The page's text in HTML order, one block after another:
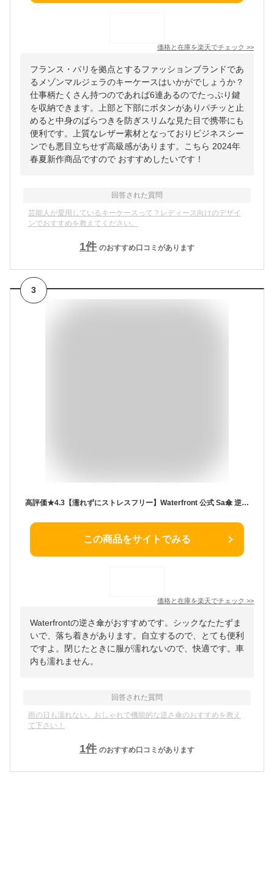
価格と在庫を楽天でチェック >>
フランス・パリを拠点とするファッションブランドであ
るメゾンマルジェラのキーケースはいかがでしょうか？
仕事柄たくさん持つのであれば6連あるのでたっぷり鍵
を収納できます。上部と下部にボタンがありパチッと止
めると中身のばらつきを防ぎスリムな見た目で携帯にも
便利です。上質なレザー素材となっておりビジネスシー
ンでも悪目立ちせず高級感があります。こちら 2024年
春夏新作商品ですので おすすめしたいです！
回答された質問
芸能人が愛用しているキーケースって？レディース向けのデザイ
ンでおすすめを教えてください。
1件 のおすすめ口コミがあります
3
高評価★4.3【濡れずにストレスフリー】Waterfront 公式 Sa傘 逆さ傘 ドライブ 車 傘ソムリエおすすめ 自立 長傘 レディース メンズ 男女兼用 無地 60 ギフト ウォーターフロント 雨傘 まとめ買い 逆さま傘 プレゼント ギフト おしゃれ 車内が濡れない
この商品をサイトでみる
価格と在庫を楽天でチェック >>
Waterfrontの逆さ傘がおすすめです。シックなたたずま
いで、落ち着きがあります。自立するので、とても便利
ですよ。閉じたときに服が濡れないので、快適です。車
内も濡れません。
回答された質問
雨の日も濡れない、おしゃれで機能的な逆さ傘のおすすめを教え
て下さい！
1件 のおすすめ口コミがあります